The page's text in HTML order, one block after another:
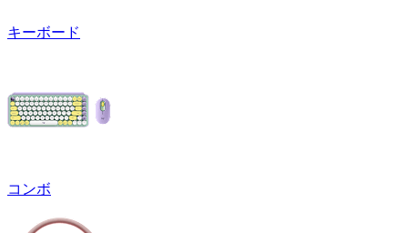
キーボード
コンボ